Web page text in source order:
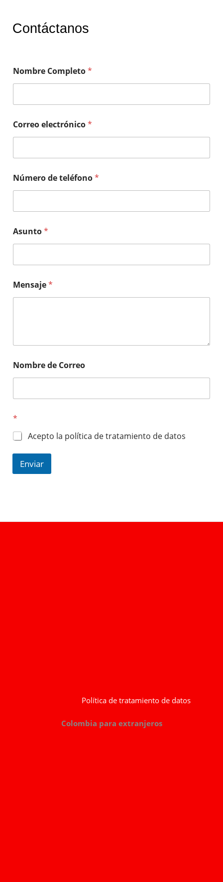
Contáctanos
Nombre Completo*
Correo electrónico*
Número de teléfono*
Asunto*
Mensaje*
Nombre de Correo
*
Acepto la política de tratamiento de datos
Enviar
Política de tratamiento de datos
Colombia para extranjeros